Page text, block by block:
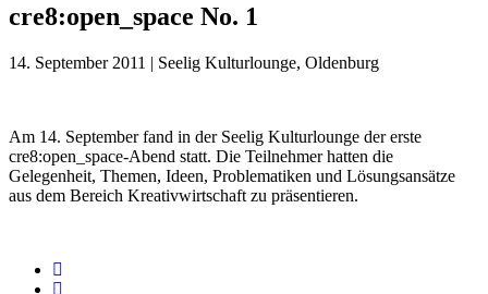
cre8:open_space No. 1
14. September 2011 | Seelig Kulturlounge, Oldenburg
Am 14. September fand in der Seelig Kulturlounge der erste
cre8:open_space-Abend statt. Die Teilnehmer hatten die
Gelegenheit, Themen, Ideen, Problematiken und Lösungsansätze
aus dem Bereich Kreativwirtschaft zu präsentieren.